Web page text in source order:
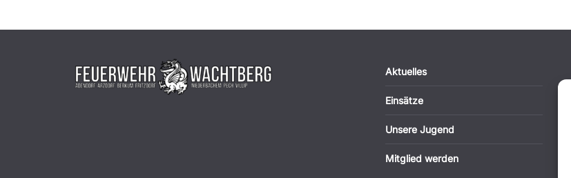
Aktuelles
Einsätze
Unsere Jugend
Mitglied werden